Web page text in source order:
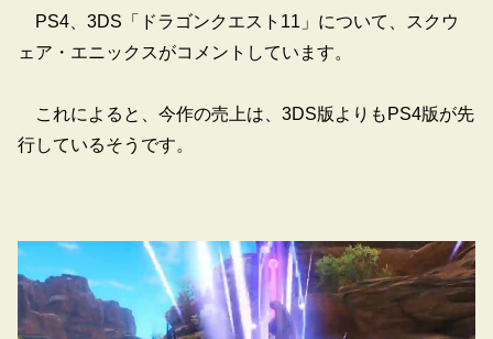
PS4、3DS「ドラゴンクエスト11」について、スクウ
ェア・エニックスがコメントしています。
これによると、今作の売上は、3DS版よりもPS4版が先
行しているそうです。